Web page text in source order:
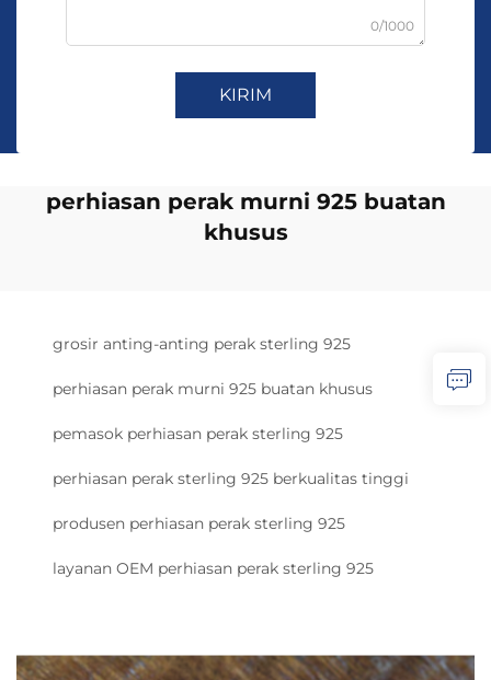
0/1000
KIRIM
perhiasan perak murni 925 buatan
khusus
grosir anting-anting perak sterling 925
perhiasan perak murni 925 buatan khusus
pemasok perhiasan perak sterling 925
perhiasan perak sterling 925 berkualitas tinggi
produsen perhiasan perak sterling 925
layanan OEM perhiasan perak sterling 925